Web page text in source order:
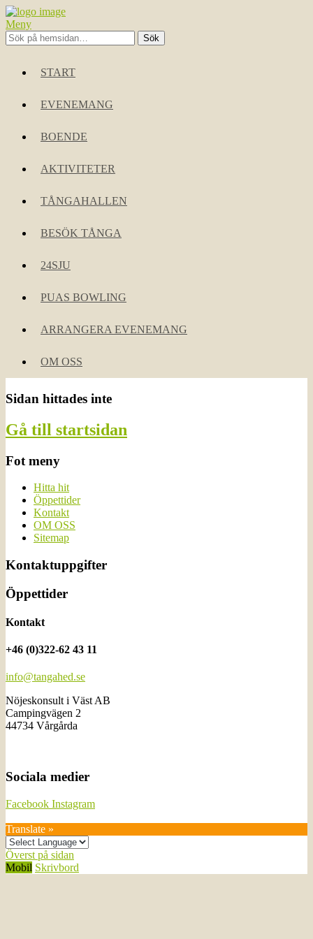
Meny
START
EVENEMANG
BOENDE
AKTIVITETER
TÅNGAHALLEN
BESÖK TÅNGA
24SJU
PUAS BOWLING
ARRANGERA EVENEMANG
OM OSS
Sidan hittades inte
Gå till startsidan
Fot meny
Hitta hit
Öppettider
Kontakt
OM OSS
Sitemap
Kontaktuppgifter
Öppettider
Kontakt
+46 (0)322-62 43 11
info@tangahed.se
Nöjeskonsult i Väst AB
Campingvägen 2
44734 Vårgårda
Sociala medier
Facebook Instagram
Translate »
Överst på sidan
Mobil Skrivbord